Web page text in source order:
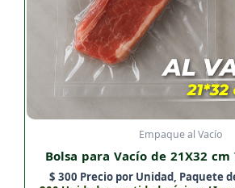
Empaque al Vacío
Bolsa para Vacío de 21X32
$ 300 Precio por Unidad, Paquete